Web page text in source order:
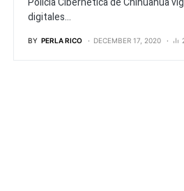
digitales...
BY PERLA RICO DECEMBER 17, 2020